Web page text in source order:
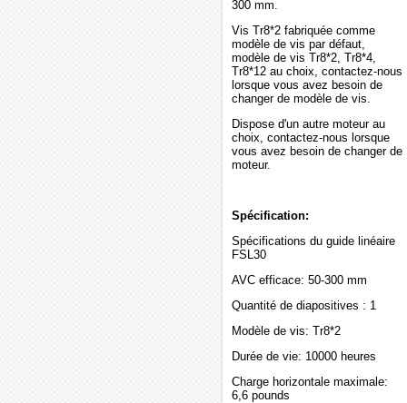
300 mm.
Vis Tr8*2 fabriquée comme
modèle de vis par défaut,
modèle de vis Tr8*2, Tr8*4,
Tr8*12 au choix, contactez-nous
lorsque vous avez besoin de
changer de modèle de vis.
Dispose d'un autre moteur au
choix, contactez-nous lorsque
vous avez besoin de changer de
moteur.
Spécification:
Spécifications du guide linéaire
FSL30
AVC efficace: 50-300 mm
Quantité de diapositives : 1
Modèle de vis: Tr8*2
Durée de vie: 10000 heures
Charge horizontale maximale:
6,6 pounds